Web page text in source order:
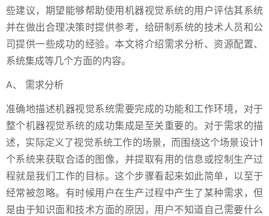
些建议，期望能够帮助使用机器视觉系统的用户评估其系统
并在做出合理决策时提供参考，给研制系统的技术人员和公
司提供一些成功的经验。本文将介绍需求分析、资源配置、
系统集成等几个方面的内容。
A、 需求分析
准确地描述机器视觉系统需要完成的功能和工作环境，对于
整个机器视觉系统的成功集成是至关重要的。对于需求的描
述，实际定义了视觉系统工作的场景，而围绕这个场景设计1
个系统来获取合适的图像，并提取有用的信息或控制生产过
程就是我们工作的目标。这个步骤看起来如此简单，以至于
经常被忽略。有时候用户在生产过程中产生了某种需求，但
是由于知识面和技术方面的原因，用户不知道自己需要什么